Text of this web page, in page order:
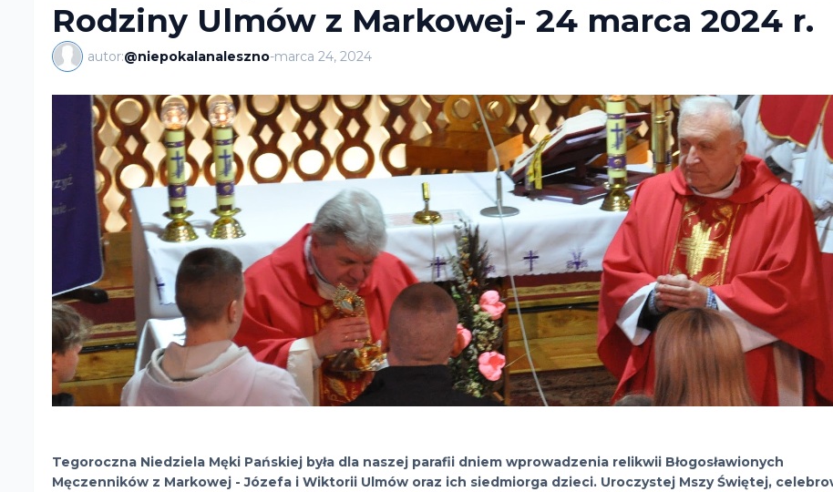
Rodziny Ulmów z Markowej- 24 marca 2024 r.
autor:@niepokalanaleszno-marca 24, 2024
Tegoroczna Niedziela Męki Pańskiej była dla naszej parafii dniem wprowadzenia relikwii Błogosławionych
Męczenników z Markowej - Józefa i Wiktorii Ulmów oraz ich siedmiorga dzieci. Uroczystej Mszy Świętej,